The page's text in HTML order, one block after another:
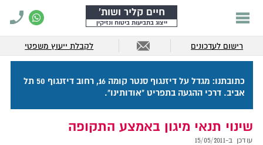
חיים קליר ושות'
ייצוג בתביעות ביטוח ונזיקין
רישום לעדכונים לקבלת ייעוץ משפטי
כתובתנו: מגדל על דיזנגוף סנטר קומה 16, רחוב דיזנגוף 50 תל
אביב. דרכי ההגעה בתפריט "אודותינו".
שינוי תנאי מיגון באמצע התקופה
עודכן ב-15/05/2011